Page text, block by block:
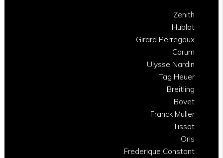
Zenith
Hublot
Girard Perregaux
Corum
Ulysse Nardin
Tag Heuer
Breitling
Bovet
Franck Muller
Tissot
Oris
Frederique Constant